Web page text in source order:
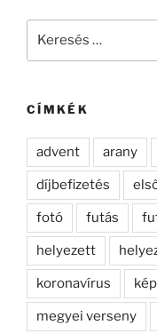
CÍMKÉK
advent arany
díjbefizetés
fotó futás
helyezett
koronavírus kép
megyei verseny